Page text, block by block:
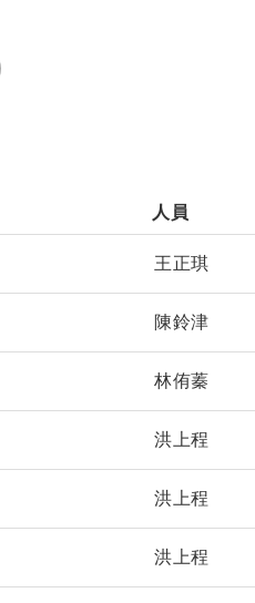
人員
王正琪
陳鈴津
林侑蓁
洪上程
洪上程
洪上程